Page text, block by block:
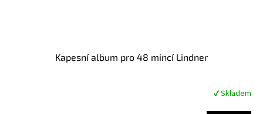
Kapesní album pro 48 mincí Lindner
✔ Skladem